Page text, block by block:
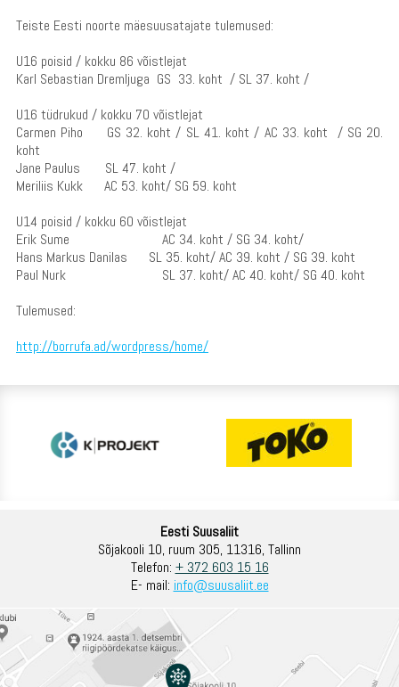
Teiste Eesti noorte mäesuusatajate tulemused:
U16 poisid / kokku 86 võistlejat
Karl Sebastian Dremljuga GS 33. koht / SL 37. koht /
U16 tüdrukud / kokku 70 võistlejat
Carmen Piho GS 32. koht / SL 41. koht / AC 33. koht / SG 20.
koht
Jane Paulus SL 47. koht /
Meriliis Kukk AC 53. koht/ SG 59. koht
U14 poisid / kokku 60 võistlejat
Erik Sume AC 34. koht / SG 34. koht/
Hans Markus Danilas SL 35. koht/ AC 39. koht / SG 39. koht
Paul Nurk SL 37. koht/ AC 40. koht/ SG 40. koht
Tulemused:
http://borrufa.ad/wordpress/home/
Eesti Suusaliit
Sõjakooli 10, ruum 305, 11316, Tallinn
Telefon: + 372 603 15 16
E- mail: info@suusaliit.ee